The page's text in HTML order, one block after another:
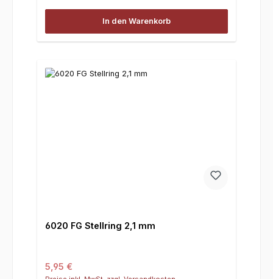
In den Warenkorb
6020 FG Stellring 2,1 mm
Regulärer Preis:
5,95 €